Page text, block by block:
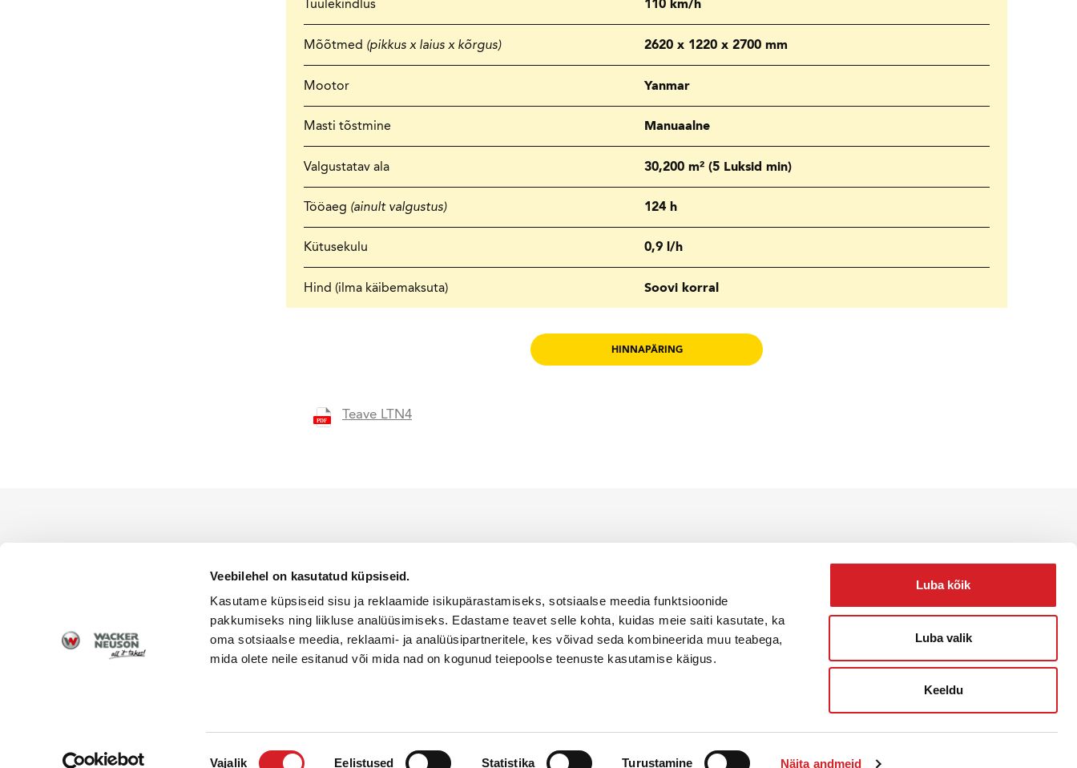
Veebilehel on kasutatud küpsiseid.
Kasutame küpsiseid sisu ja reklaamide isikupärastamiseks, sotsiaalse meedia funktsioonide
pakkumiseks ning liikluse analüüsimiseks. Edastame teavet selle kohta, kuidas meie saiti kasutate, ka
oma sotsiaalse meedia, reklaami- ja analüüsipartneritele, kes võivad seda kombineerida muu teabega,
mida olete neile esitanud või mida nad on kogunud teiepoolse teenuste kasutamise käigus.
Nõusoleku
Vajalik Eelistused Statistika Turustamine Näita andmeid
Luba kõik
Luba valik
Keeldu
Tuulekindlus 110 km/h
Mõõtmed (pikkus x laius x kõrgus) 2620 x 1220 x 2700 mm
Mootor Yanmar
Masti tõstmine Manuaalne
Valgustatav ala 30,200 m² (5 Luksid min)
Tööaeg (ainult valgustus) 124 h
Kütusekulu 0,9 l/h
Hind (ilma käibemaksuta) Soovi korral
HINNAPÄRING
Teave LTN4
KÜPSISTE KASUTAMISE POLIITIKA PRIVAATSUSPOLIITIKA